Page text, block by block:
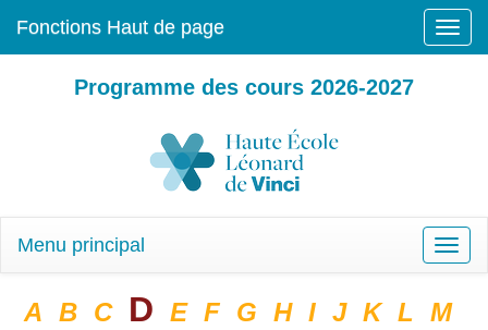
Toggle
Fonctions Haut de page
Programme des cours 2026-2027
Toggle
Menu principal
A B C D E F G H I J K L M